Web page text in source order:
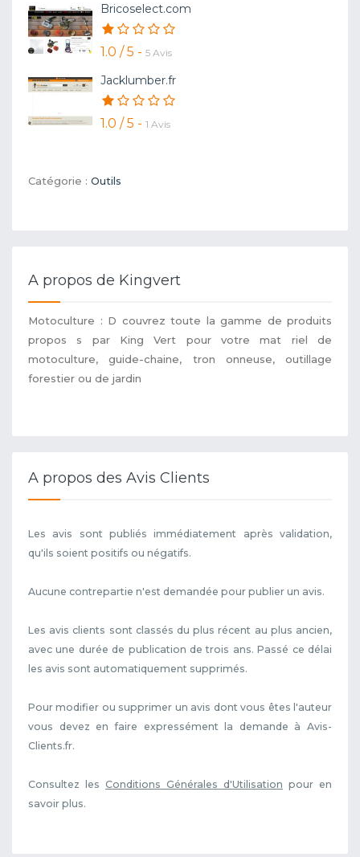
Bricoselect.com
1.0 / 5 - 5 Avis
Jacklumber.fr
1.0 / 5 - 1 Avis
Catégorie : Outils
A propos de Kingvert
Motoculture : D couvrez toute la gamme de produits
propos s par King Vert pour votre mat riel de
motoculture, guide-chaine, tron onneuse, outillage
forestier ou de jardin
A propos des Avis Clients
Les avis sont publiés immédiatement après validation,
qu'ils soient positifs ou négatifs.
Aucune contrepartie n'est demandée pour publier un avis.
Les avis clients sont classés du plus récent au plus ancien,
avec une durée de publication de trois ans. Passé ce délai
les avis sont automatiquement supprimés.
Pour modifier ou supprimer un avis dont vous êtes l'auteur
vous devez en faire expressément la demande à Avis-
Clients.fr.
Consultez les Conditions Générales d'Utilisation pour en
savoir plus.